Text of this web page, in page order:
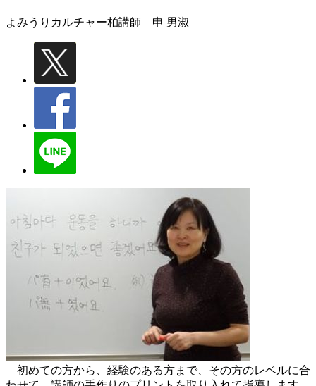
よみうりカルチャー柏講師 申 男淑
初めての方から、経験のある方まで、その方のレベルに合